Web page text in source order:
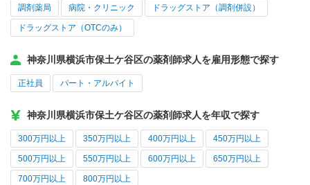
調剤薬局 病院・クリニック ドラッグストア（調剤併設）
ドラッグストア（OTCのみ）
神奈川県横浜市保土ケ谷区の薬剤師求人を雇用形態で探す
正社員 パート・アルバイト
神奈川県横浜市保土ケ谷区の薬剤師求人を年収で探す
300万円以上 350万円以上 400万円以上 450万円以上
500万円以上 550万円以上 600万円以上 650万円以上
700万円以上 800万円以上